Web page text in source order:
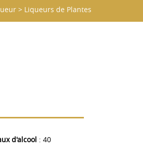
> Liqueurs de Plantes
d'alcool : 40